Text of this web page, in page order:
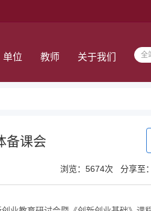
单位 教师 关于我们
备课会
浏览：5674次 分享至：